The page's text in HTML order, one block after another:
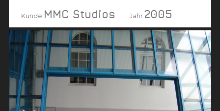
Kunde MMC Studios Jahr 2005